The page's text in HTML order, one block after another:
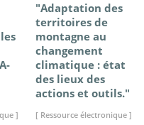
]
"Adaptation des
territoires de
montagne au
changement
climatique : état
des lieux des
actions et outils."
[ Ressource électronique ]